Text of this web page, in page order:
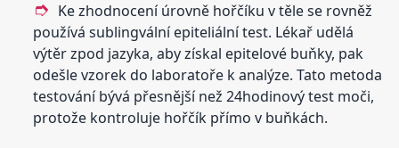
Ke zhodnocení úrovně hořčíku v těle se rovněž
používá sublingvální epiteliální test. Lékař udělá
výtěr zpod jazyka, aby získal epitelové buňky, pak
odešle vzorek do laboratoře k analýze. Tato metoda
testování bývá přesnější než 24hodinový test moči,
protože kontroluje hořčík přímo v buňkách.